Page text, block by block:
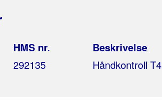
HMS nr.
Beskrivelse
292135 Håndkontroll T4